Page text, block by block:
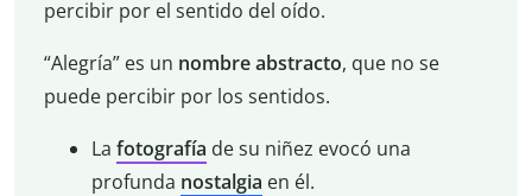
percibir por el sentido del oído.
“Alegría” es un nombreabstracto, que no se
puede percibir por los sentidos.
La fotografía de su niñez evocó una
profunda nostalgia en él.